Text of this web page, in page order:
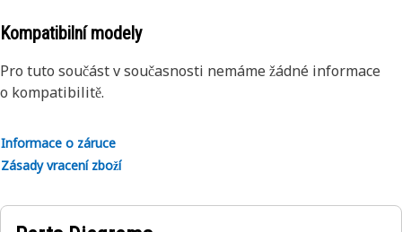
Kompatibilní modely
Pro tuto součást v současnosti nemáme žádné informace
o kompatibilitě.
Informace o záruce
Zásady vracení zboží